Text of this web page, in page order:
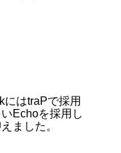
にはtraPで採用
Echoを採用し
ました。